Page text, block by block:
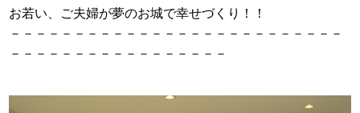
お若い、ご夫婦が夢のお城で幸せづくり！！
－－－－－－－－－－－－－－－－－－－－－－－－－－
－－－－－－－－－－－－－－－－－